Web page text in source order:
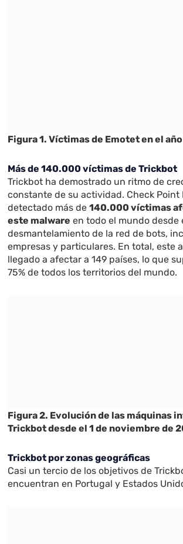
Figura 1. Víctimas de Emotet en el
Más de 140.000 víctimas de Trickbot
Trickbot ha demostrado un ritmo de
constante de su actividad. Check Point
detectado más de140.000 víctimas
este malware en todo el mundo desde
desmantelamiento de la red de bots,
empresas y particulares. En total, este
llegado a afectar a 149 países, lo que
75% de todos los territorios del mundo.
Figura 2. Evolución de las máquinas
Trickbot desde el 1 de noviembre de
Trickbot por zonas geográficas
Casi un tercio de los objetivos de
encuentran en Portugal y Estados